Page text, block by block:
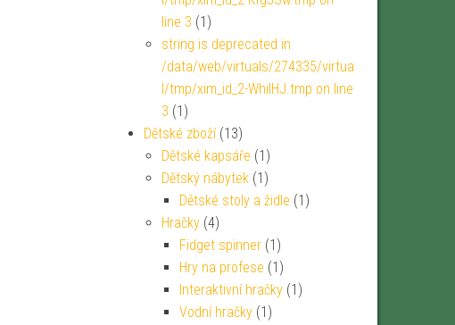
line 3 (1)
string is deprecated in
/data/web/virtuals/274335/virtua
l/tmp/xim_id_2-WhiIHJ.tmp on line
3 (1)
Dětské zboží (13)
Dětské kapsáře (1)
Dětský nábytek (1)
Dětské stoly a židle (1)
Hračky (4)
Fidget spinner (1)
Hry na profese (1)
Interaktivní hračky (1)
Vodní hračky (1)